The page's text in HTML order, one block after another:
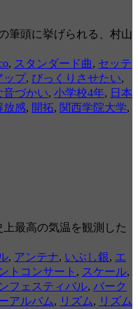
筆頭に挙げられる、村山
, スタンダード曲, セッテ
ップ, びっくりさせたい,
音づかい, 小学校4年, 日本
放感, 開拓, 関西学院大学,
最高の気温を観測した
, アンテナ, いぶし銀, エ
トコンサート , スケール,
フェスティバル, バーク
アルバム, リズム, リズム